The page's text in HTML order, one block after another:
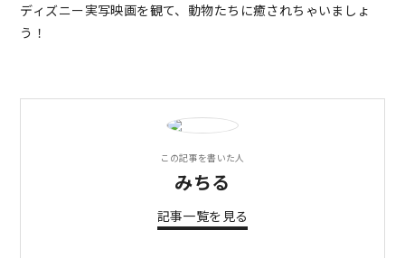
ディズニー実写映画を観て、動物たちに癒されちゃいましょ
う！
この記事を書いた人
みちる
記事一覧を見る